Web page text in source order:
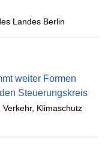
Landes Berlin
weiter Formen
Steuerungskreis
Klimaschutz